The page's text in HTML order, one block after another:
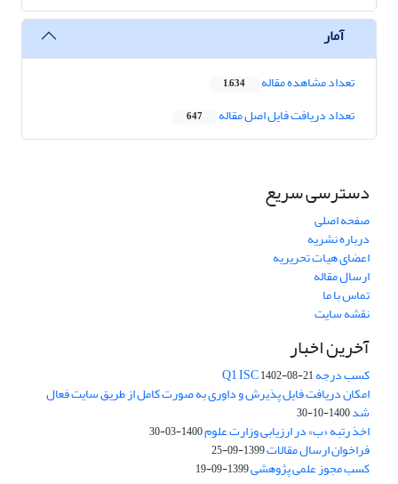
آمار
تعداد مشاهده مقاله 1,634
تعداد دریافت فایل اصل مقاله 647
دسترسی سریع
صفحه اصلی
درباره نشریه
اعضای هیات تحریریه
ارسال مقاله
تماس با ما
نقشه سایت
آخرین اخبار
کسب درجه Q1 ISC1402-08-21
امکان دریافت فایل پذیرش و داوری به صورت کامل از طریق سایت فعال
شد1400-10-30
اخذ رتبه «ب» در ارزیابی وزارت علوم1400-03-30
فراخوان ارسال مقالات1399-09-25
کسب مجوز علمی پژوهشی1399-09-19